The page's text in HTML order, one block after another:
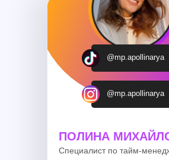
ПОЛИНА
Специалист по тайм-
@mp.apollinarya
@mp.apollinarya